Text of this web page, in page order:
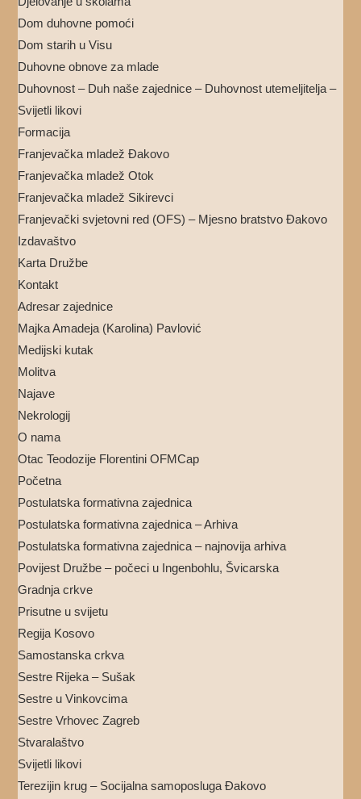
Dom duhovne pomoći
Dom starih u Visu
Duhovne obnove za mlade
Duhovnost – Duh naše zajednice – Duhovnost utemeljitelja –
Svijetli likovi
Formacija
Franjevačka mladež Đakovo
Franjevačka mladež Otok
Franjevačka mladež Sikirevci
Franjevački svjetovni red (OFS) – Mjesno bratstvo Đakovo
Izdavaštvo
Karta Družbe
Kontakt
Adresar zajednice
Majka Amadeja (Karolina) Pavlović
Medijski kutak
Molitva
Najave
Nekrologij
O nama
Otac Teodozije Florentini OFMCap
Početna
Postulatska formativna zajednica
Postulatska formativna zajednica – Arhiva
Postulatska formativna zajednica – najnovija arhiva
Povijest Družbe – počeci u Ingenbohlu, Švicarska
Gradnja crkve
Prisutne u svijetu
Regija Kosovo
Samostanska crkva
Sestre Rijeka – Sušak
Sestre u Vinkovcima
Sestre Vrhovec Zagreb
Stvaralaštvo
Svijetli likovi
Terezijin krug – Socijalna samoposluga Đakovo